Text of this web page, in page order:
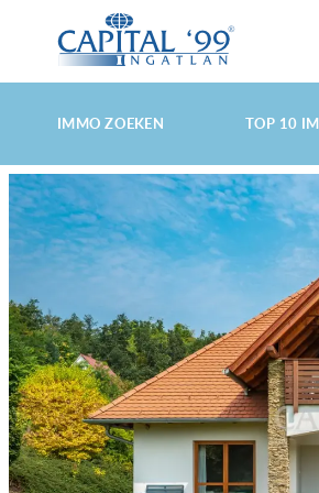
SKIP
TO
CONTENT
SKIP
TO
CONTENT
IMMO ZOEKEN TOP 10